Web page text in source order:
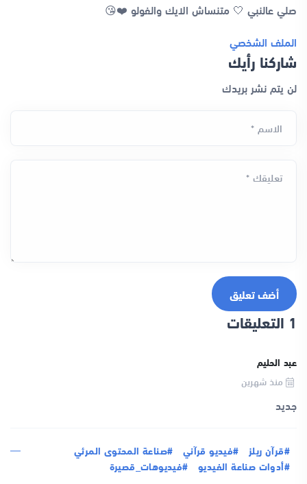
صلي عالنبي 🤍 متنساش الايك والفولو ❤️😘
الملف الشخصي
شاركنا رأيك
لن يتم نشر بريدك
الاسم *
تعليقك *
أضف تعليق
1 التعليقات
عبد الحليم
منذ شهرين
جديد
#قرآن ريلز #فيديو قرآني
#صناعة المحتوى المرئي
#أدوات صناعة الفيديو
#فيديوهات_قصيرة